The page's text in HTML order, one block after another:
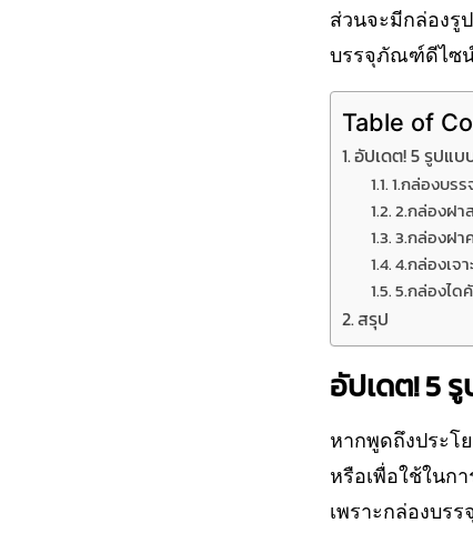
ส่วนจะมีกล่องรู
บรรจุภัณฑ์ดีไซน์
Table of
อัปเดต! 5 รูปแ
1.กล่องบร
2.กล่องฝา
3.กล่องฝา
4.กล่องเจ
5.กล่องได
สรุป
อัปเดต! 5
หากพูดถึงประโ
หรือเพื่อใช้ในก
เพราะกล่องบร